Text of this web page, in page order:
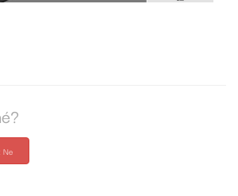
Ne